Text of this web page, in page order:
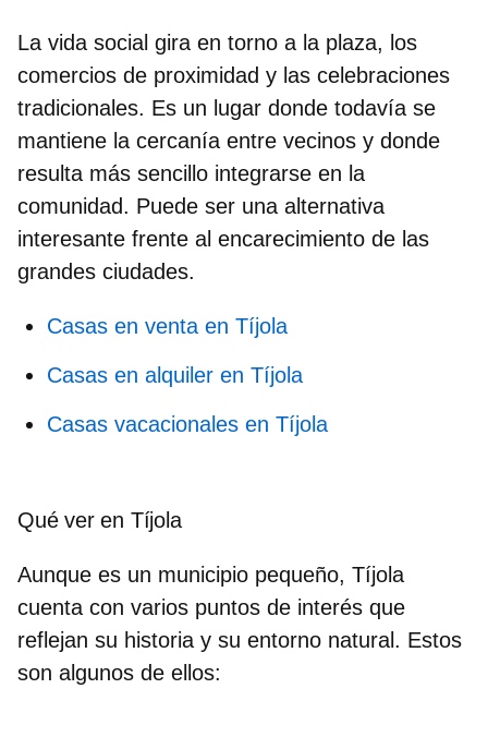
La vida social gira en torno a la plaza, los
comercios de proximidad y las celebraciones
tradicionales. Es un lugar donde todavía se
mantiene la cercanía entre vecinos y donde
resulta más sencillo integrarse en la
comunidad. Puede ser una alternativa
interesante frente al encarecimiento de las
grandes ciudades.
Casas en venta en Tíjola
Casas en alquiler en Tíjola
Casas vacacionales en Tíjola
Qué ver en Tíjola
Aunque es un municipio pequeño, Tíjola
cuenta con varios puntos de interés que
reflejan su historia y su entorno natural. Estos
son algunos de ellos: